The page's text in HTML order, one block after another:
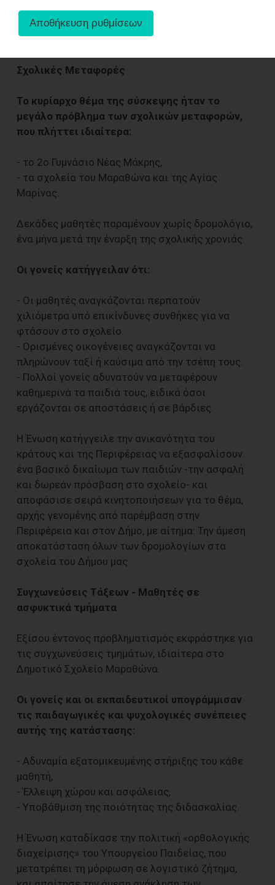
ουσιαστικός, αποτυπώνοντας την κοινή αγωνία
των γονέων για τη συνεχιζόμενη υποβάθμιση της
δημόσιας εκπαίδευσης στην περιοχή μας.
Σχολικές Μεταφορές
Το κυρίαρχο θέμα της σύσκεψης ήταν το
μεγάλο πρόβλημα των σχολικών μεταφορών,
που πλήττει ιδιαίτερα:
- το 2ο Γυμνάσιο Νέας Μάκρης,
- τα σχολεία του Μαραθώνα και της Αγίας
Μαρίνας.
Δεκάδες μαθητές παραμένουν χωρίς δρομολόγιο,
ένα μήνα μετά την έναρξη της σχολικής χρονιάς.
Οι γονείς κατήγγειλαν ότι:
- Οι μαθητές αναγκάζονται περπατούν
χιλιόμετρα υπό επικίνδυνες συνθήκες για να
φτάσουν στο σχολείο.
- Ορισμένες οικογένειες αναγκάζονται να
πληρώνουν ταξί ή καύσιμα από την τσέπη τους.
- Πολλοί γονείς αδυνατούν να μεταφέρουν
καθημερινά τα παιδιά τους, ειδικά όσοι
εργάζονται σε αποστάσεις ή σε βάρδιες.
Η Ένωση κατήγγειλε την ανικανότητα του
κράτους και της Περιφέρειας να εξασφαλίσουν
ένα βασικό δικαίωμα των παιδιών -την ασφαλή
και δωρεάν πρόσβαση στο σχολείο- και
αποφάσισε σειρά κινητοποιήσεων για το θέμα,
αρχής γενομένης από παρέμβαση στην
Περιφέρεια και στον Δήμο, με αίτημα: Την άμεση
αποκατάσταση όλων των δρομολογίων στα
σχολεία του Δήμου μας
Συγχωνεύσεις Τάξεων - Μαθητές σε
ασφυκτικά τμήματα
Εξίσου έντονος προβληματισμός εκφράστηκε για
τις συγχωνεύσεις τμημάτων, ιδιαίτερα στο
Δημοτικό Σχολείο Μαραθώνα.
Οι γονείς και οι εκπαιδευτικοί υπογράμμισαν
τις παιδαγωγικές και ψυχολογικές συνέπειες
αυτής της κατάστασης:
- Αδυναμία εξατομικευμένης στήριξης του κάθε
μαθητή,
- Έλλειψη χώρου και ασφάλειας,
- Υποβάθμιση της ποιότητας της διδασκαλίας.
Η Ένωση καταδίκασε την πολιτική «ορθολογικής
διαχείρισης» του Υπουργείου Παιδείας, που
μετατρέπει τη μόρφωση σε λογιστικό ζήτημα,